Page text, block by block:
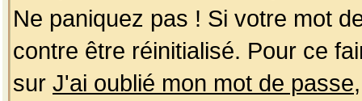
Ne paniquez pas ! Si votre mot
contre être réinitialisé. Pour ce
sur J'ai oublié mon mot de passe